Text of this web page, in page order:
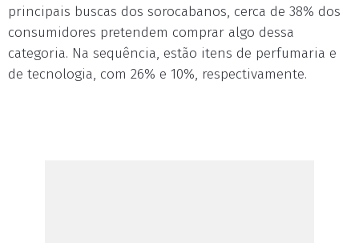
principais buscas dos sorocabanos, cerca de 38% dos
consumidores pretendem comprar algo dessa
categoria. Na sequência, estão itens de perfumaria e
de tecnologia, com 26% e 10%, respectivamente.